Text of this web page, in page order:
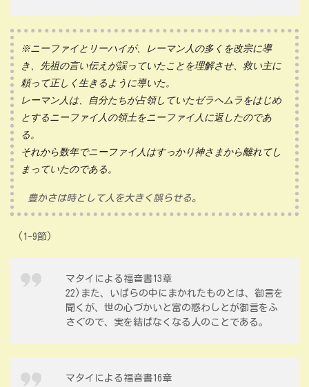
※ニーファイとリーハイが、レーマン人の多くを改宗に導
き、先祖の言い伝えが誤っていたことを理解させ、救い主に
頼って正しく生きるように導いた。
レーマン人は、自分たちが占領していたゼラヘムラをはじめ
とするニーファイ人の領土をニーファイ人に返したのであ
る。
それから数年でニーファイ人はすっかり神さまから離れてし
まっていたのである。
豊かさは時として人を大きく誤らせる。
(1-9節)
マタイによる福音書13章
22)また、いばらの中にまかれたものとは、御言を
聞くが、世の心づかいと富の惑わしとが御言をふ
さぐので、実を結ばなくなる人のことである。
マタイによる福音書16章